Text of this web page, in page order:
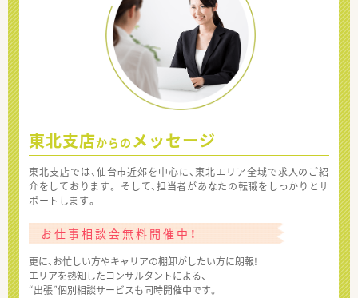
東北支店からの メッセージ
東北支店では、仙台市近郊を中心に、東北エリア全域で求人のご紹
介をしております。 そして、担当者があなたの転職をしっかりとサ
ポートします。
お仕事相談会無料開催中！
更に、お忙しい方やキャリアの棚卸がしたい方に朗報!
エリアを熟知したコンサルタントによる、
“出張”個別相談サービスも同時開催中です。